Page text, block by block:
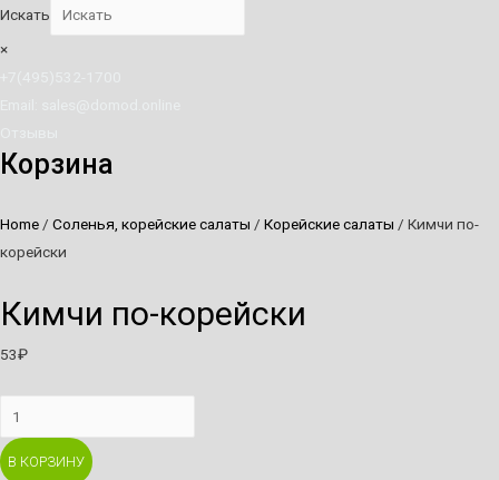
Искать
×
Корзина
Home / Соленья, корейские салаты / Корейские салаты / Кимчи по-
корейски
Кимчи по-корейски
53₽
по-
корейски
В КОРЗИНУ